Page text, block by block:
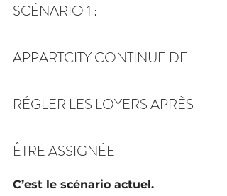
SCÉNARIO 1 :
APPARTCITY CONTINUE DE
RÉGLER LES LOYERS APRÈS
ÊTRE ASSIGNÉE
C’est le scénario actuel.